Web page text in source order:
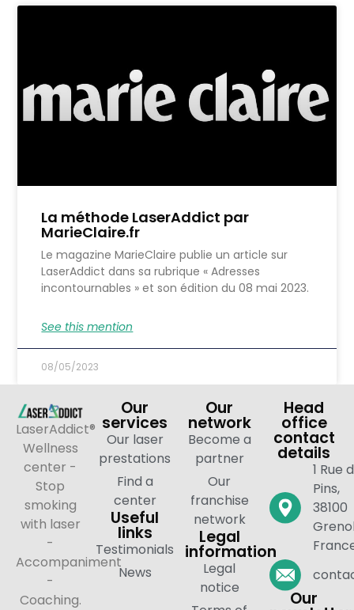
La méthode LaserAddict par
MarieClaire.fr
Le magazine MarieClaire publie un article sur
LaserAddict dans sa rubrique « Adresses
incontournables » et son édition du 08 mai 2023.
See this mention
08/05/2023
LaserAddict®
Wellness
center -
Stop
smoking
with laser
-
Accompaniment
-
Coaching.
Our
services
Our laser
prestations
Find a
center
Useful
links
Testimonials
News
Our
network
Become a
partner
Our
franchise
network
Legal
information
Legal
notice
Head
office
contact
details
1 Rue
Pins,
38100
Our